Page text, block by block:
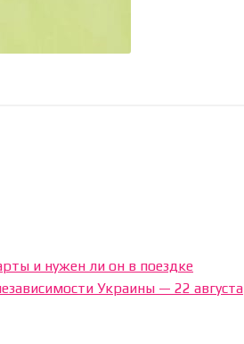
и нужен ли он в поездке
Украины — 22 августа